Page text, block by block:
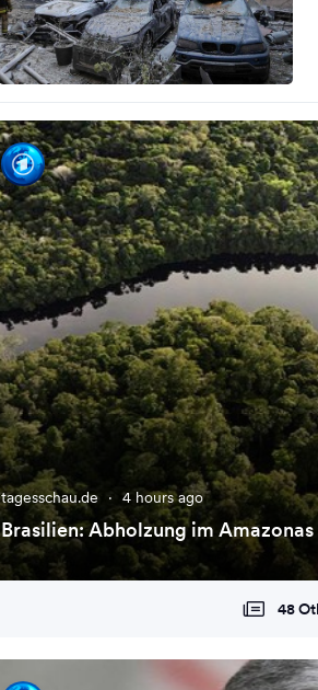
tagesschau.de · 4 hours ago
Brasilien: Abholzung im
48